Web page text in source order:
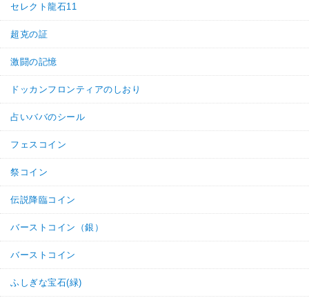
セレクト龍石11
超克の証
激闘の記憶
ドッカンフロンティアのしおり
占いババのシール
フェスコイン
祭コイン
伝説降臨コイン
バーストコイン（銀）
バーストコイン
ふしぎな宝石(緑)